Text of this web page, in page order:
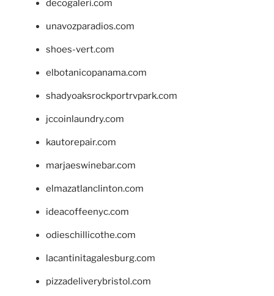
decogaleri.com
unavozparadios.com
shoes-vert.com
elbotanicopanama.com
shadyoaksrockportrvpark.com
jccoinlaundry.com
kautorepair.com
marjaeswinebar.com
elmazatlanclinton.com
ideacoffeenyc.com
odieschillicothe.com
lacantinitagalesburg.com
pizzadeliverybristol.com